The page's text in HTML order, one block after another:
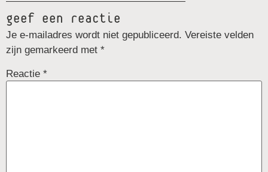
geef een reactie
Je e-mailadres wordt niet gepubliceerd. Vereiste velden
zijn gemarkeerd met *
Reactie *